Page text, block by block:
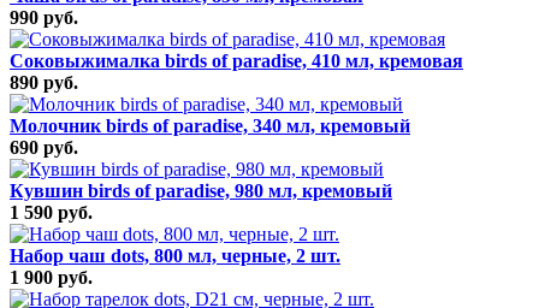
990 руб.
Соковыжималка birds of paradise, 410 мл, кремовая
890 руб.
Молочник birds of paradise, 340 мл, кремовый
690 руб.
Кувшин birds of paradise, 980 мл, кремовый
1 590 руб.
Набор чаш dots, 800 мл, черные, 2 шт.
1 900 руб.